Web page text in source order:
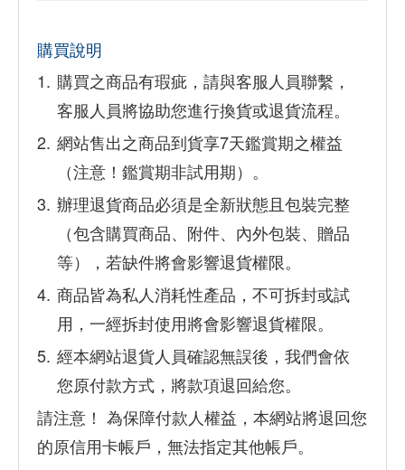
購買說明
購買之商品有瑕疵，請與客服人員聯繫，
客服人員將協助您進行換貨或退貨流程。
網站售出之商品到貨享7天鑑賞期之權益
（注意！鑑賞期非試用期）。
辦理退貨商品必須是全新狀態且包裝完整
（包含購買商品、附件、內外包裝、贈品
等），若缺件將會影響退貨權限。
商品皆為私人消耗性產品，不可拆封或試
用，一經拆封使用將會影響退貨權限。
經本網站退貨人員確認無誤後，我們會依
您原付款方式，將款項退回給您。
請注意！ 為保障付款人權益，本網站將退回您
的原信用卡帳戶，無法指定其他帳戶。